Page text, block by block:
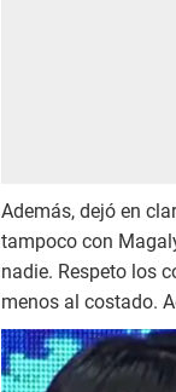
Además, dejó en
tampoco con
nadie. Respeto los
menos al costado.